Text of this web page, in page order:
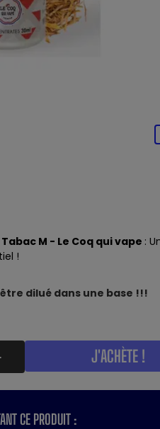
M - Le Coq qui vape :
!
dilué dans une base !!!
J'ACHÈTE !
CE PRODUIT :